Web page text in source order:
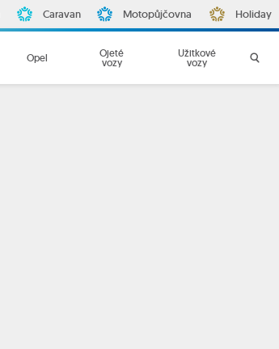
Caravan Motopůjčovna Holiday
Opel
Ojeté
vozy
Užitkové
vozy